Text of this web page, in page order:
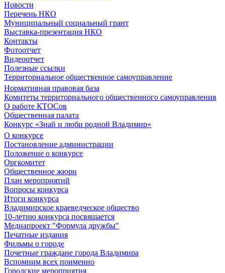
Новости
Перечень НКО
Муниципальный социальный грант
Выставка-презентация НКО
Контакты
Фотоотчет
Видеоотчет
Полезные ссылки
Территориальное общественное самоуправление
Нормативная правовая база
Комитеты территориального общественного самоуправления
О работе КТОСов
Общественная палата
Конкурс «Знай и люби родной Владимир»
О конкурсе
Постановление администрации
Положение о конкурсе
Оргкомитет
Общественное жюри
План мероприятий
Вопросы конкурса
Итоги конкурса
Владимирское краеведческое общество
10-летию конкурса посвящается
Медиапроект "Формула дружбы"
Печатные издания
Фильмы о городе
Почетные граждане города Владимира
Вспомним всех поименно
Городские мероприятия